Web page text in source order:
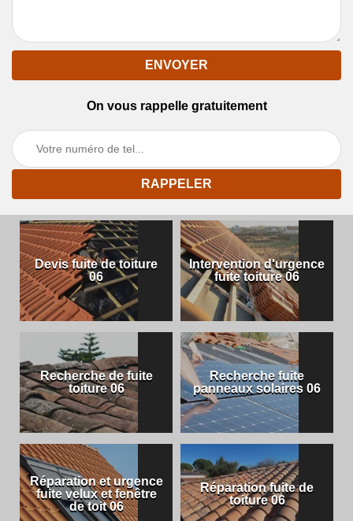
On vous rappelle gratuitement
Devis fuite de toiture
06
Intervention d'urgence
fuite toiture 06
Recherche de fuite
toiture 06
Recherche fuite
panneaux solaires 06
Réparation et urgence
fuite velux et fenêtre
de toit 06
Réparation fuite de
toiture 06